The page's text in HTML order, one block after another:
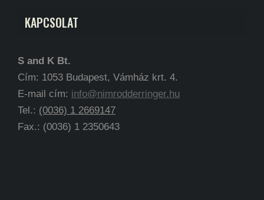
KAPCSOLAT
S and K Bt.
Cím: 1053 Budapest, Vámház krt. 4.
E-mail cím: info@nimrodderringer.hu
Tel.: (0036) 1 2669147
Fax.: (0036) 1 2350643